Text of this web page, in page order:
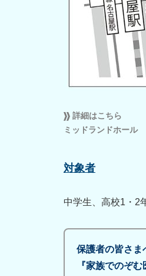
詳細はこちら
ミッドランドホー
対象者
中学生、高校1・2
保護者の皆さま
『家族でのぞむ